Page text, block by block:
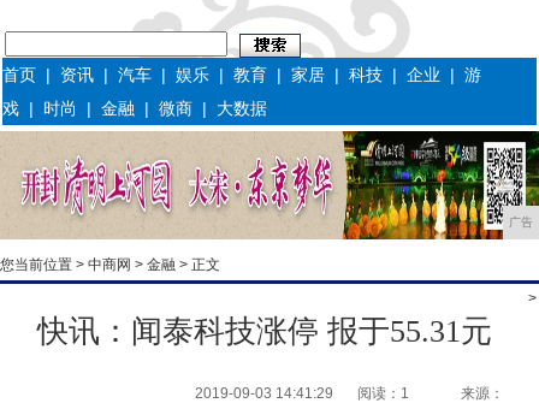
首页 | 资讯 |汽车 |娱乐 |教育 |家居 |科技 |企业 |游
戏 | 时尚 |金融 |微商 | 大数据
广告
您当前位置 > 中商网 > 金融 > 正文
>
快讯：闻泰科技涨停 报于55.31元
2019-09-03 14:41:29 阅读：1 来源：